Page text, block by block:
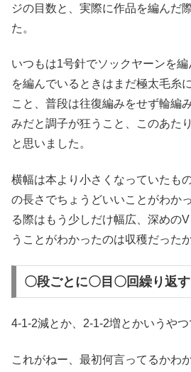
ジの目数と、実際に作品を編んだ
た。
いつもは1号針でソックヤーンを
を編んでいるときはまだ極太毛糸
こと、普段は往復編みをせず輪編
みだと調子が狂うこと、このあた
と思いました。
横幅は本より小さくなっていたも
の長さでちょうどいいことがわか
る際はもう少しだけ幅広、深めの
うことがわかったのは収穫だった
〇段ごとに〇目〇回繰り返す
4-1-2減とか、2-1-2増とかいうやつ
これがねー、最初何言ってるかわ